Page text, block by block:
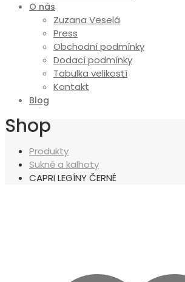
O nás
Zuzana Veselá
Press
Obchodní podmínky
Dodací podmínky
Tabulka velikostí
Kontakt
Blog
Shop
Produkty
Sukně a kalhoty
CAPRI LEGÍNY ČERNÉ